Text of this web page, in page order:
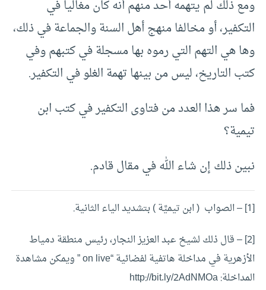
ومع ذلك لم يتهمه أحد منهم أنه كان مغاليا في
التكفير، أو مخالفا منهج أهل السنة والجماعة في ذلك،
وها هي التهم التي رموه بها مسجلة في كتبهم وفي
كتب التاريخ، ليس من بينها تهمة الغلو في التكفير.
فما سر هذا العدد من فتاوى التكفير في كتب ابن
تيمية؟
نبين ذلك إن شاء الله في مقال قادم.
[1] – الصواب ( ابن تيميَّة ) بتشديد الياء الثانية.
[2] – قال ذلك لشيخ عبد العزيز النجار، رئيس منطقة دمياط
الأزهرية في مداخلة هاتفية لفضائية “on live ” ويمكن مشاهدة
المداخلة: http://bit.ly/2AdNMOa